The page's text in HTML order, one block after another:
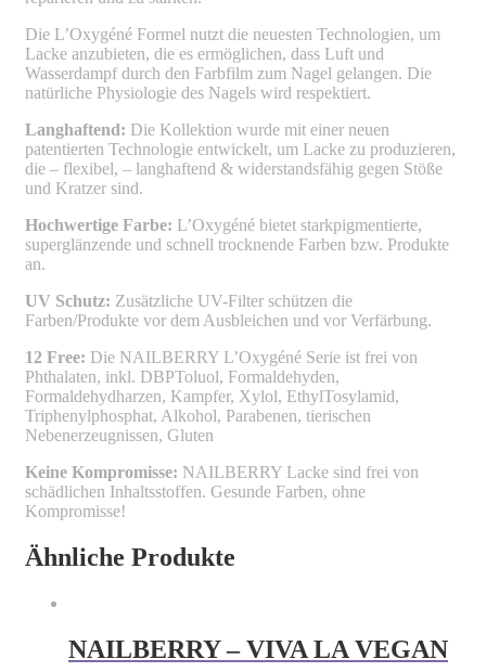
Die L’Oxygéné Formel nutzt die neuesten Technologien, um
Lacke anzubieten, die es ermöglichen, dass Luft und
Wasserdampf durch den Farbfilm zum Nagel gelangen. Die
natürliche Physiologie des Nagels wird respektiert.
Langhaftend: Die Kollektion wurde mit einer neuen
patentierten Technologie entwickelt, um Lacke zu produzieren,
die – flexibel, – langhaftend & widerstandsfähig gegen Stöße
und Kratzer sind.
Hochwertige Farbe: L’Oxygéné bietet starkpigmentierte,
superglänzende und schnell trocknende Farben bzw. Produkte
an.
UV Schutz: Zusätzliche UV-Filter schützen die
Farben/Produkte vor dem Ausbleichen und vor Verfärbung.
12 Free: Die NAILBERRY L’Oxygéné Serie ist frei von
Phthalaten, inkl. DBPToluol, Formaldehyden,
Formaldehydharzen, Kampfer, Xylol, EthylTosylamid,
Triphenylphosphat, Alkohol, Parabenen, tierischen
Nebenerzeugnissen, Gluten
Keine Kompromisse: NAILBERRY Lacke sind frei von
schädlichen Inhaltsstoffen. Gesunde Farben, ohne
Kompromisse!
Ähnliche Produkte
NAILBERRY – VIVA LA VEGAN